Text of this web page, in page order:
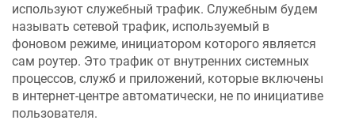
используют служебный трафик. Служебным будем
называть сетевой трафик, используемый в
фоновом режиме, инициатором которого является
сам роутер. Это трафик от внутренних системных
процессов, служб и приложений, которые включены
в интернет-центре автоматически, не по инициативе
пользователя.